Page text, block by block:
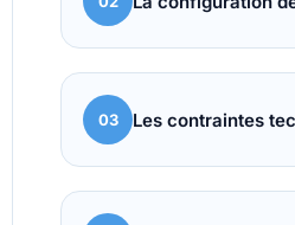
03 Les contraintes